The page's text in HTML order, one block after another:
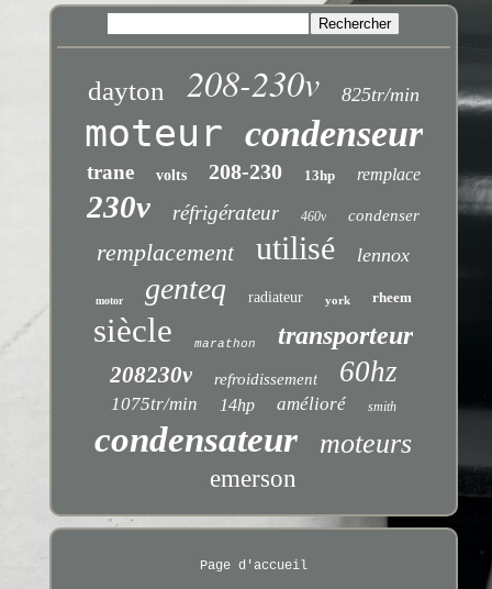
dayton 208-230v 825tr/min
moteur condenseur
trane volts 208-230 13hp remplace
230v réfrigérateur 460v condenser
remplacement utilisé lennox
motor genteq radiateur york rheem
siècle marathon transporteur
208230v refroidissement 60hz
1075tr/min 14hp amélioré smith
condensateur moteurs
emerson
Page d'accueil